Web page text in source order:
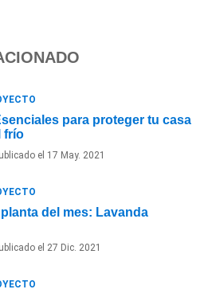
para proteger tu casa
frío
el 17 May. 2021
planta del mes: Lavanda
el 27 Dic. 2021